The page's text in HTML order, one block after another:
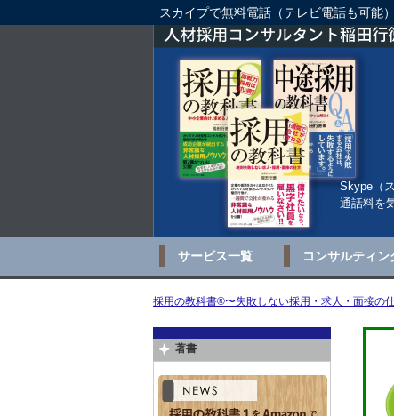
スカイプで無料電話（テレビ電話も可能）
Skype（
通話料を
サービス一覧 コンサルティン
採用の教科書®〜失敗しない採用・求人・面接の
著書